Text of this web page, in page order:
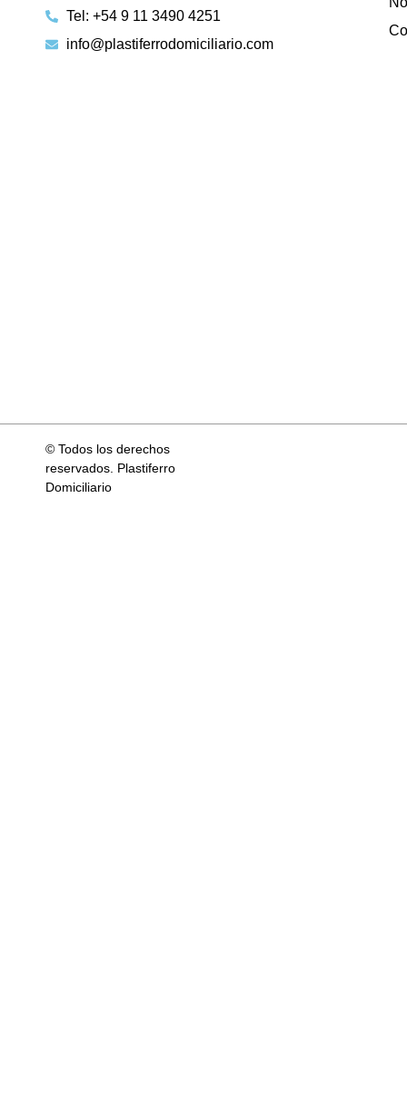
Tel: +54 9 11 3490 4251
info@plastiferrodomiciliario.com
© Todos los derechos
reservados. Plastiferro
Domiciliario